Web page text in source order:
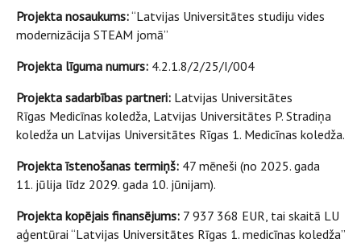
Projekta nosaukums:“Latvijas Universitātes studiju vides
modernizācija STEAM jomā”
Projekta līguma numurs: 4.2.1.8/2/25/I/004
Projekta sadarbības partneri: Latvijas Universitātes
Rīgas Medicīnas koledža, Latvijas Universitātes P. Stradiņa
koledža un Latvijas Universitātes Rīgas 1. Medicīnas koledža.
Projekta īstenošanas termiņš: 47 mēneši (no 2025. gada
11. jūlija līdz 2029. gada 10. jūnijam).
Projekta kopējais finansējums: 7 937 368 EUR, tai skaitā LU
aģentūrai “Latvijas Universitātes Rīgas 1. medicīnas koledža”